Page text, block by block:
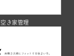
空き家管理